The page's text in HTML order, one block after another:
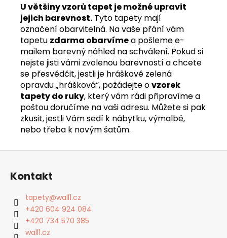
U většiny vzorů tapet je možné upravit
jejich barevnost. Tyto tapety mají
označení obarvitelná. Na vaše přání vám
tapetu zdarma obarvímea pošleme e-
mailem barevný náhled na schválení. Pokud si
nejste jisti vámi zvolenou barevností a chcete
se přesvědčit, jestli je hráškově zelená
opravdu „hrášková“, požádejte ovzorek
tapety do ruky, který vám rádi připravíme a
poštou doručíme na vaši adresu. Můžete si pak
zkusit, jestli Vám sedí k nábytku, výmalbě,
nebo třeba k novým šatům.
Z
Kontakt
tapety@wall1.cz
+420 604 924 084
+420 734 570 385
wall1.cz